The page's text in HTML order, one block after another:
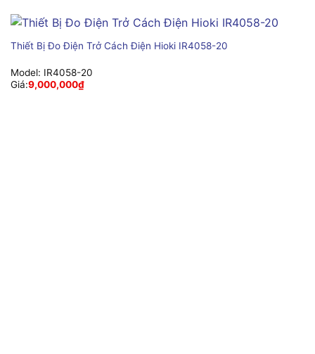
Thiết Bị Đo Điện Trở Cách Điện Hioki IR4058-20
Model: IR4058-20
Giá:9,000,000₫